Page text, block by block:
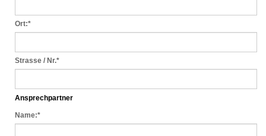
Ort:*
Strasse / Nr.*
Ansprechpartner
Name:*